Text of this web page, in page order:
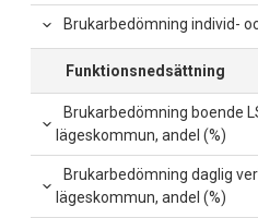
Brukarbedömning individ-
Funktionsnedsättning
Brukarbedömning boende
lägeskommun, andel (%)
Brukarbedömning daglig
lägeskommun, andel (%)